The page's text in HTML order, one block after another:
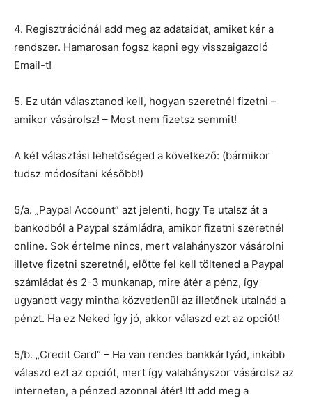
4. Regisztrációnál add meg az adataidat, amiket kér a
rendszer. Hamarosan fogsz kapni egy visszaigazoló
Email-t!
5. Ez után választanod kell, hogyan szeretnél fizetni –
amikor vásárolsz! – Most nem fizetsz semmit!
A két választási lehetőséged a következő: (bármikor
tudsz módosítani később!)
5/a. „Paypal Account” azt jelenti, hogy Te utalsz át a
bankodból a Paypal számládra, amikor fizetni szeretnél
online. Sok értelme nincs, mert valahányszor vásárolni
illetve fizetni szeretnél, előtte fel kell töltened a Paypal
számládat és 2-3 munkanap, mire átér a pénz, így
ugyanott vagy mintha közvetlenül az illetőnek utalnád a
pénzt. Ha ez Neked így jó, akkor válaszd ezt az opciót!
5/b. „Credit Card” – Ha van rendes bankkártyád, inkább
válaszd ezt az opciót, mert így valahányszor vásárolsz az
interneten, a pénzed azonnal átér! Itt add meg a